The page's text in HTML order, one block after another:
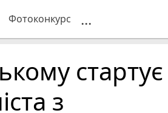
Фотоконкурс ...
стартує
з